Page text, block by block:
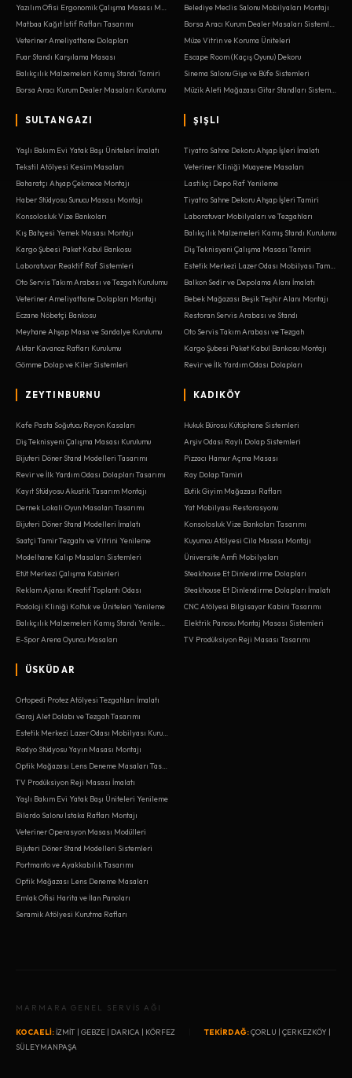
Matbaa Kağıt İstif Rafları Tasarımı
Veteriner Ameliyathane Dolapları
Fuar Standı Karşılama Masası
Balıkçılık Malzemeleri Kamış Standı Tamiri
Borsa Aracı Kurum Dealer Masaları Kurulumu
Belediye Meclis Salonu Mobilyaları Montajı
Müze Vitrin ve Koruma Üniteleri
Escape Room (Kaçış Oyunu) Dekoru
Sinema Salonu Gişe ve Büfe Sistemleri
SULTANGAZI
Yaşlı Bakım Evi Yatak Başı Üniteleri İmalatı
Tekstil Atölyesi Kesim Masaları
Baharatçı Ahşap Çekmece Montajı
Haber Stüdyosu Sunucu Masası Montajı
Konsolosluk Vize Bankoları
Kış Bahçesi Yemek Masası Montajı
Kargo Şubesi Paket Kabul Bankosu
Laboratuvar Reaktif Raf Sistemleri
Oto Servis Takım Arabası ve Tezgah Kurulumu
Veteriner Ameliyathane Dolapları Montajı
Eczane Nöbetçi Bankosu
Meyhane Ahşap Masa ve Sandalye Kurulumu
Aktar Kavanoz Rafları Kurulumu
Gömme Dolap ve Kiler Sistemleri
ŞIŞLI
Tiyatro Sahne Dekoru Ahşap İşleri İmalatı
Veteriner Kliniği Muayene Masaları
Lastikçi Depo Raf Yenileme
Tiyatro Sahne Dekoru Ahşap İşleri Tamiri
Laboratuvar Mobilyaları ve Tezgahları
Balıkçılık Malzemeleri Kamış Standı Kurulumu
Diş Teknisyeni Çalışma Masası Tamiri
Balkon Sedir ve Depolama Alanı İmalatı
Bebek Mağazası Beşik Teşhir Alanı Montajı
Restoran Servis Arabası ve Standı
Oto Servis Takım Arabası ve Tezgah
Kargo Şubesi Paket Kabul Bankosu Montajı
Revir ve İlk Yardım Odası Dolapları
ZEYTINBURNU
Kafe Pasta Soğutucu Reyon Kasaları
Diş Teknisyeni Çalışma Masası Kurulumu
Bijuteri Döner Stand Modelleri Tasarımı
Revir ve İlk Yardım Odası Dolapları Tasarımı
Kayıt Stüdyosu Akustik Tasarım Montajı
Dernek Lokali Oyun Masaları Tasarımı
Bijuteri Döner Stand Modelleri İmalatı
Saatçi Tamir Tezgahı ve Vitrini Yenileme
Modelhane Kalıp Masaları Sistemleri
Etüt Merkezi Çalışma Kabinleri
Reklam Ajansı Kreatif Toplantı Odası
Podoloji Kliniği Koltuk ve Üniteleri Yenileme
E-Spor Arena Oyuncu Masaları
KADIKÖY
Hukuk Bürosu Kütüphane Sistemleri
Arşiv Odası Raylı Dolap Sistemleri
Pizzacı Hamur Açma Masası
Ray Dolap Tamiri
Butik Giyim Mağazası Rafları
Yat Mobilyası Restorasyonu
Konsolosluk Vize Bankoları Tasarımı
Kuyumcu Atölyesi Cila Masası Montajı
Üniversite Amfi Mobilyaları
Steakhouse Et Dinlendirme Dolapları
Steakhouse Et Dinlendirme Dolapları İmalatı
CNC Atölyesi Bilgisayar Kabini Tasarımı
Elektrik Panosu Montaj Masası Sistemleri
TV Prodüksiyon Reji Masası Tasarımı
ÜSKÜDAR
Ortopedi Protez Atölyesi Tezgahları İmalatı
Garaj Alet Dolabı ve Tezgah Tasarımı
Radyo Stüdyosu Yayın Masası Montajı
TV Prodüksiyon Reji Masası İmalatı
Yaşlı Bakım Evi Yatak Başı Üniteleri Yenileme
Bilardo Salonu Istaka Rafları Montajı
Veteriner Operasyon Masası Modülleri
Bijuteri Döner Stand Modelleri Sistemleri
Portmanto ve Ayakkabılık Tasarımı
Optik Mağazası Lens Deneme Masaları
Emlak Ofisi Harita ve İlan Panoları
Seramik Atölyesi Kurutma Rafları
MARMARA GENEL SERVİS AĞI
KOCAELİ: İZMİT | GEBZE | DARICA | KÖRFEZ TEKİRDAĞ:ÇORLU | ÇERKEZKÖY |
SÜLEYMANPAŞA